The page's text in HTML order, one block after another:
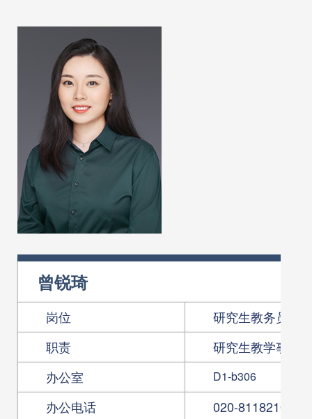
曾锐琦
岗位
研究生教务员
职责
研究生教学事务
办公室
D1-b306
办公电话 020-81182106